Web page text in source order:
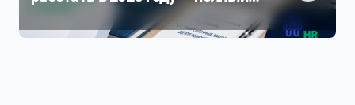
разбор ограничений и рисков